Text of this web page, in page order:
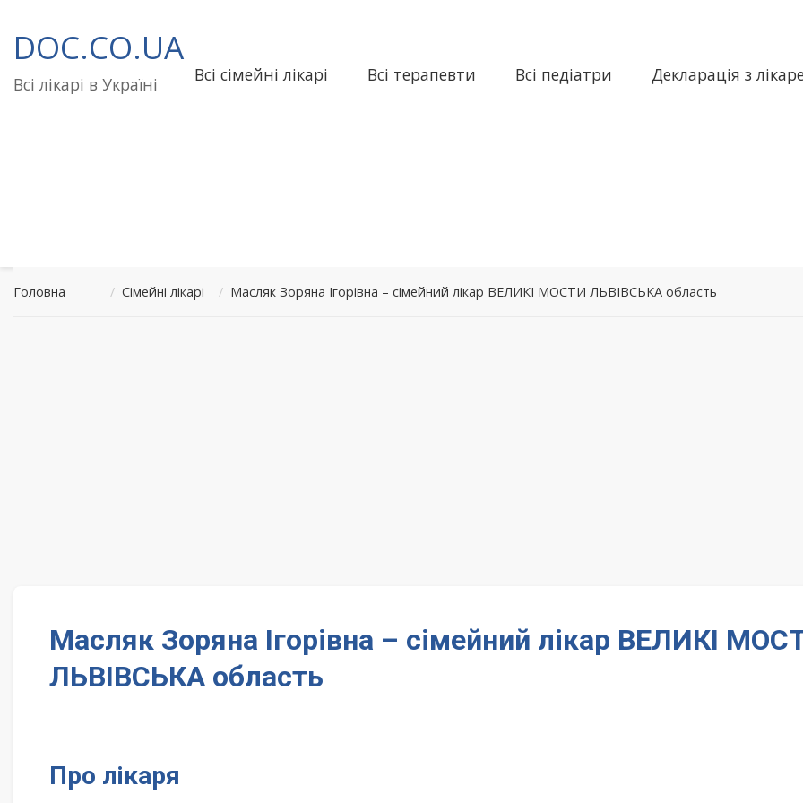
до
вмісту
DOC.CO.UA
Всі лікарі в Україні Всі сімейні лікарі Всі терапевти Всі педіатри Декларація з
Головна / Сімейні лікарі / Масляк Зоряна Ігорівна – сімейний лікар ВЕЛИКІ МОСТИ ЛЬВІВСЬКА область
Масляк Зоряна Ігорівна – сімейний лікар ВЕЛИКІ
ЛЬВІВСЬКА область
Про лікаря